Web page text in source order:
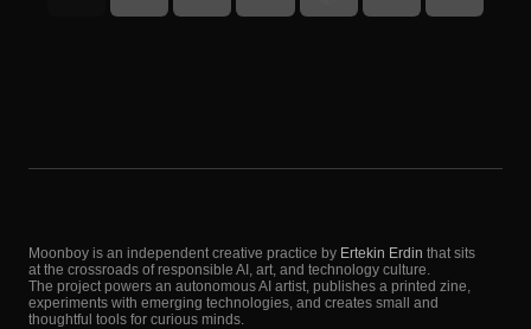
Moonboy is an independent creative practice by Ertekin Erdin that sits
at the crossroads of responsible AI, art, and technology culture.
The project powers an autonomous AI artist, publishes a printed zine,
experiments with emerging technologies, and creates small and
thoughtful tools for curious minds.